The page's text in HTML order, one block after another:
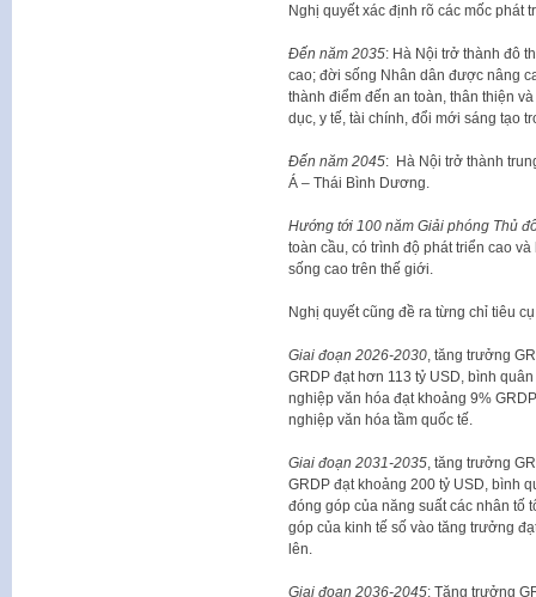
Nghị quyết xác định rõ các mốc phát
Đến năm 2035: Hà Nội trở thành đô
cao; đời sống Nhân dân được nâng
thành điểm đến an toàn, thân thiện
dục, y tế, tài chính, đổi mới sáng tạo
Đến năm 2045: Hà Nội trở thành
Á – Thái Bình Dương.
Hướng tới 100 năm Giải phóng Thủ
toàn cầu, có trình độ phát triển cao
sống cao trên thế giới.
Nghị quyết cũng đề ra từng chỉ tiêu
Giai đoạn 2026-2030, tăng trưởng
GRDP đạt hơn 113 tỷ USD, bình
nghiệp văn hóa đạt khoảng 9%
nghiệp văn hóa tầm quốc tế.
Giai đoạn 2031-2035, tăng trưởng
GRDP đạt khoảng 200 tỷ USD, bình
đóng góp của năng suất các nhân tố
góp của kinh tế số vào tăng trưởng
lên.
Giai đoạn 2036-2045: Tăng trưởng